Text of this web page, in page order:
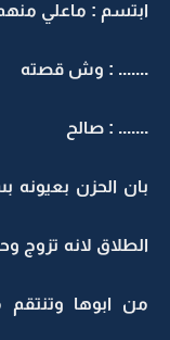
ابتسم : ماعلي
....... : وش قصته
....... : صالح
بان الحزن
الطلاق لانه تزوج
من ابوها